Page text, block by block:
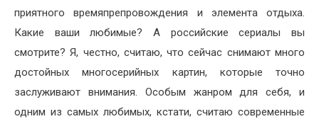
приятного времяпрепровождения и элемента отдыха.
Какие ваши любимые? А российские сериалы вы
смотрите? Я, честно, считаю, что сейчас снимают много
достойных многосерийных картин, которые точно
заслуживают внимания. Особым жанром для себя, и
одним из самых любимых, кстати, считаю современные